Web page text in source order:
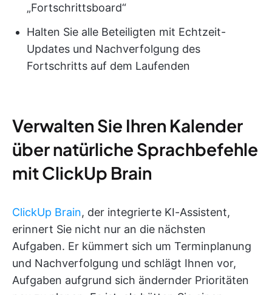
„Fortschrittsboard“
Halten Sie alle Beteiligten mit Echtzeit-
Updates und Nachverfolgung des
Fortschritts auf dem Laufenden
Verwalten Sie Ihren Kalender
über natürliche Sprachbefehle
mit ClickUp Brain
ClickUp Brain, der integrierte KI-Assistent,
erinnert Sie nicht nur an die nächsten
Aufgaben. Er kümmert sich um Terminplanung
und Nachverfolgung und schlägt Ihnen vor,
Aufgaben aufgrund sich ändernder Prioritäten